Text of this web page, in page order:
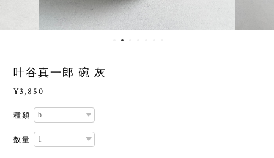
叶谷真一郎 碗 灰
¥3,850
種類
数量